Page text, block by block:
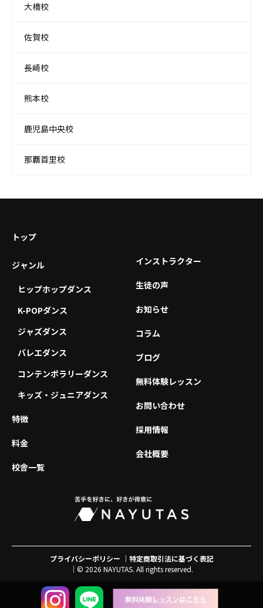
大橋校
佐賀校
長崎校
熊本校
鹿児島中央校
那覇首里校
トップ
ジャンル
ヒップホップダンス
K-POPダンス
ジャズダンス
バレエダンス
コンテンポラリーダンス
キッズ・ジュニアダンス
特徴
料金
校舎一覧
インストラクター
生徒の声
お知らせ
コラム
ブログ
無料体験レッスン
お問い合わせ
採用情報
会社概要
プライバシーポリシー
特定商取引法に基づく表記
© 2026 NAYUTAS. All rights reserved.